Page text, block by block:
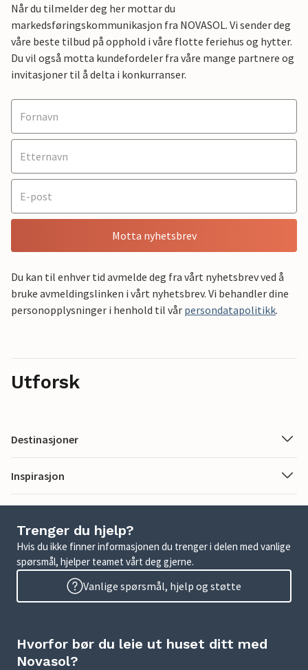
Når du tilmelder deg her mottar du
markedsføringskommunikasjon fra NOVASOL. Vi sender deg
våre beste tilbud på opphold i våre flotte feriehus og hytter.
Du vil også motta kundefordeler fra våre mange partnere og
invitasjoner til å delta i konkurranser.
Motta nyhetsbrev
Du kan til enhver tid avmelde deg fra vårt nyhetsbrev ved å
bruke avmeldingslinken i vårt nyhetsbrev. Vi behandler dine
personopplysninger i henhold til vår persondatapolitikk.
Utforsk
Destinasjoner
Inspirasjon
Trenger du hjelp?
Hvis du ikke finner informasjonen du trenger i delen med vanlige
spørsmål, hjelper teamet vårt deg gjerne.
Vanlige spørsmål, hjelp og støtte
Hvorfor bør du leie ut huset ditt med
Novasol?